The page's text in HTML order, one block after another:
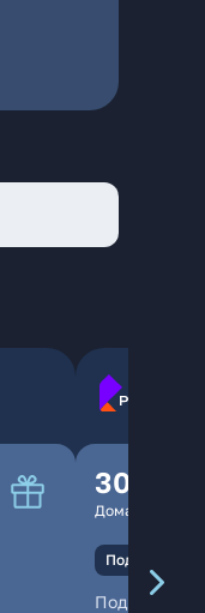
300
Домашний
Подключение